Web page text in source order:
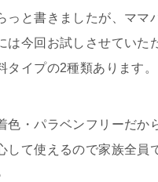
っと書きましたが、ママ
は今回お試しさせていた
タイプの2種類あります。
色・パラベンフリーだか
して使えるので家族全員